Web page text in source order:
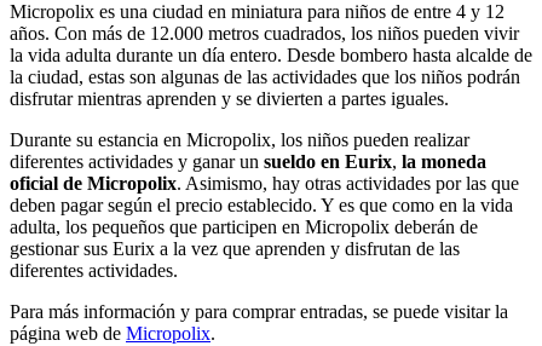
Micropolix es una ciudad en miniatura para niños de entre 4 y 12
años. Con más de 12.000 metros cuadrados, los niños pueden vivir
la vida adulta durante un día entero. Desde bombero hasta alcalde de
la ciudad, estas son algunas de las actividades que los niños podrán
disfrutar mientras aprenden y se divierten a partes iguales.
Durante su estancia en Micropolix, los niños pueden realizar
diferentes actividades y ganar un sueldo en Eurix, la moneda
oficial de Micropolix. Asimismo, hay otras actividades por las que
deben pagar según el precio establecido. Y es que como en la vida
adulta, los pequeños que participen en Micropolix deberán de
gestionar sus Eurix a la vez que aprenden y disfrutan de las
diferentes actividades.
Para más información y para comprar entradas, se puede visitar la
página web de Micropolix.